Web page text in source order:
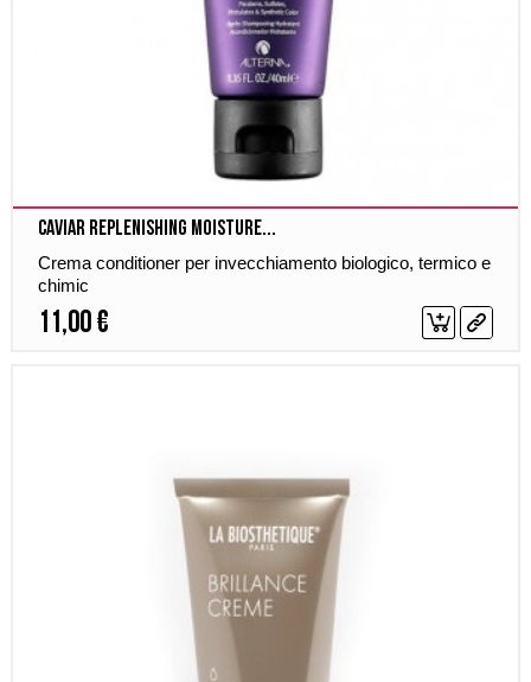
Caviar Replenishing Moisture...
Crema conditioner per invecchiamento biologico, termico e
chimic
11,00 €